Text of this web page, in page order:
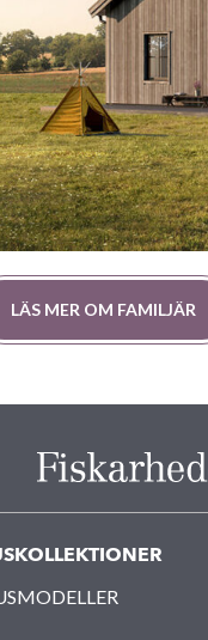
LÄS MER OM FAMILJÄR